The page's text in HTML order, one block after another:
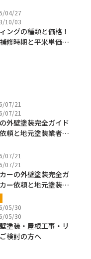
04/27
10/03
ングの種類と価格！
修時期と平米単価も
07/21
07/21
外壁塗装完全ガイド
頼と地元塗装業者の
保証確認【千葉県】
07/21
07/21
ーの外壁塗装完全ガ
ー依頼と地元塗装業
用・注意点【千葉
05/30
05/30
塗装・屋根工事・リ
検討の方へ